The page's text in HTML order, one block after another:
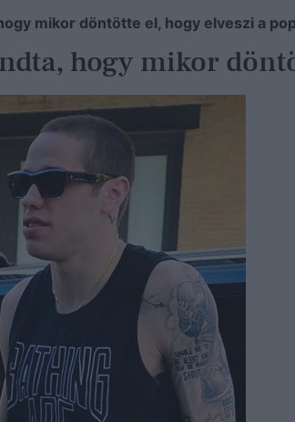
mikor döntötte el, hogy elveszi a
hogy mikor